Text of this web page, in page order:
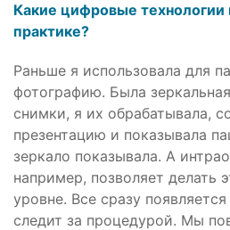
Какие цифровые технологии
практике?
Раньше я использовала для
фотографию. Была
снимки, я их обрабатывала,
презентацию и показывала
зеркало показывала. А
например, позволяет делать
уровне. Все сразу
следит за процедурой. Мы